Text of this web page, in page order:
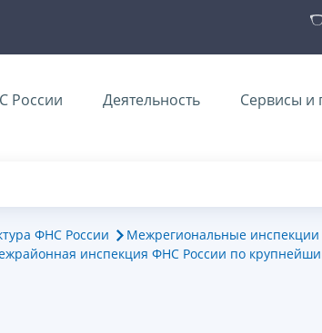
России Деятельность Сервисы и
ФНС России
Межрегиональные
инспекция ФНС России по